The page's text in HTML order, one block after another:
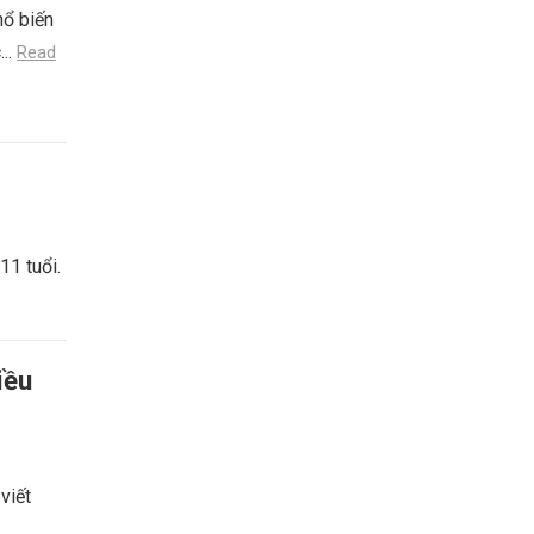
biến
Read
tuổi.